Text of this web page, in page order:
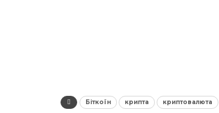
Біткоїн крипта криптовалюта